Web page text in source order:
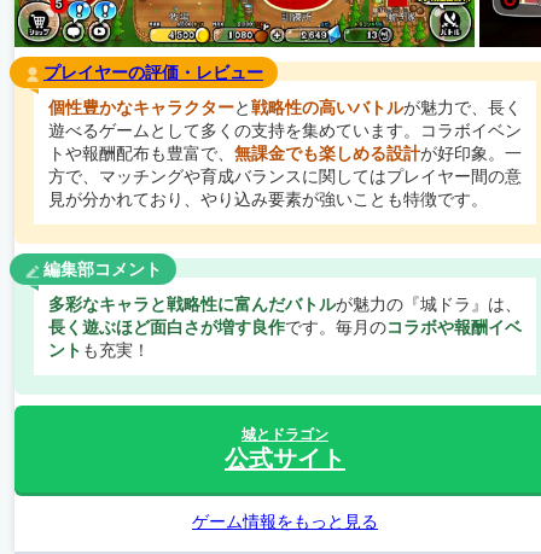
プレイヤーの評価・レビュー
個性豊かなキャラクターと戦略性の高いバトルが魅力で、長く
遊べるゲームとして多くの支持を集めています。コラボイベン
トや報酬配布も豊富で、 無課金でも楽しめる設計が好印象。一
方で、マッチングや育成バランスに関してはプレイヤー間の意
見が分かれており、やり込み要素が強いことも特徴です。
編集部コメント
多彩なキャラと戦略性に富んだバトルが魅力の『城ドラ』は、
長く遊ぶほど面白さが増す良作です。毎月のコラボや報酬イベ
ント も充実！
城とドラゴン
公式サイト
ゲーム情報をもっと見る